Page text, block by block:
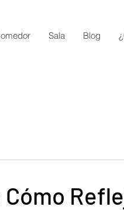
Sala Blog